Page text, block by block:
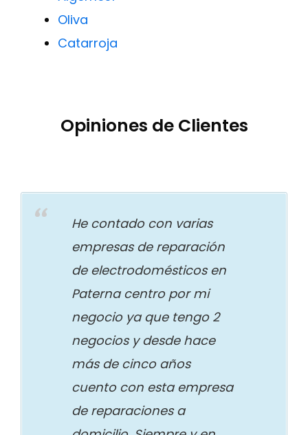
Oliva
Catarroja
Opiniones de Clientes
He contado con varias
empresas de reparación
de electrodomésticos en
Paterna centro por mi
negocio ya que tengo 2
negocios y desde hace
más de cinco años
cuento con esta empresa
de reparaciones a